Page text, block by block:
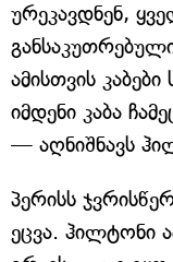
ურეკავდნენ,
ამისთვის
იმდენი კაბა
— აღნიშნავს
პერისს
ეცვა. ჰილტონი